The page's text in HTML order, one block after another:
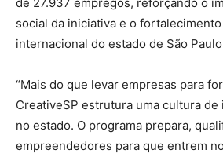
social da iniciativa e o
internacional do estado de São
“Mais do que levar empresas para
CreativeSP estrutura uma cultura
no estado. O programa prepara,
empreendedores para que entrem